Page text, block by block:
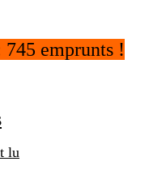
emprunts !
lu